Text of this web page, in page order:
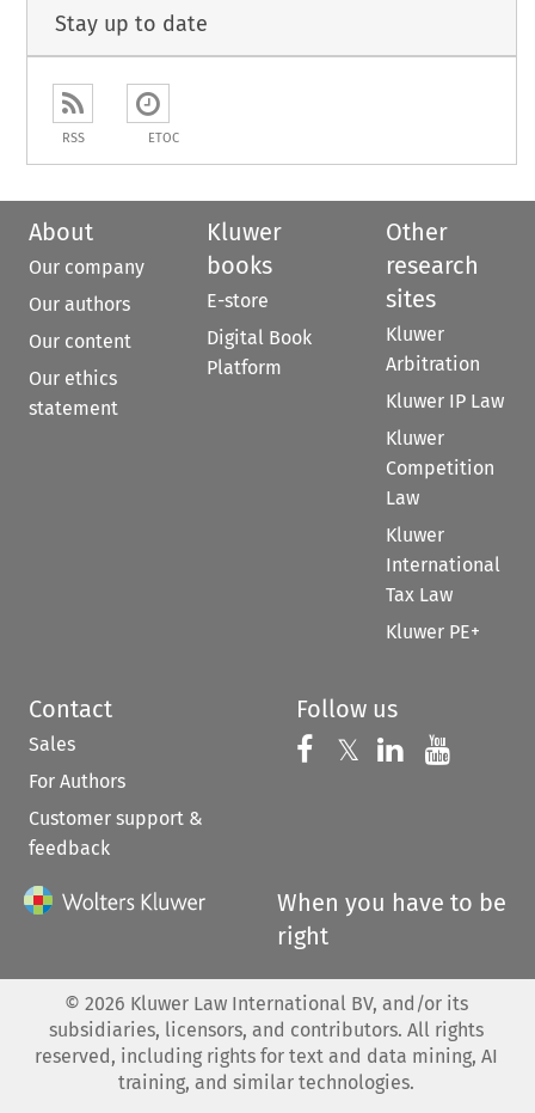
Stay up to date
RSS ETOC
About
Our company
Our authors
Our content
Our ethics
statement
Kluwer
books
E-store
Digital Book
Platform
Other
research
sites
Kluwer
Arbitration
Kluwer IP Law
Kluwer
Competition
Law
Kluwer
International
Tax Law
Kluwer PE+
Contact
Sales
For Authors
Customer support &
feedback
Follow us
Follow us on
𝕏 Follow us on
Follow us
When you have to be
right
© 2026 Kluwer Law International BV, and/or its
subsidiaries, licensors, and contributors. All rights
reserved, including rights for text and data mining, AI
training, and similar technologies.